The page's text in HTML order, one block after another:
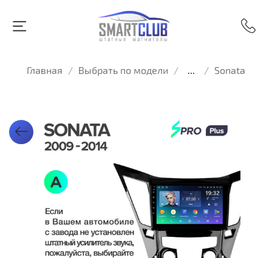
Главная Выбрать по модели ... Sonata